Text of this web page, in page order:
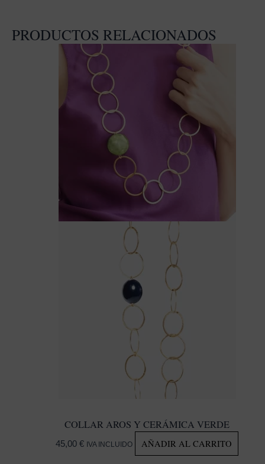
PRODUCTOS RELACIONADOS
COLLAR AROS Y CERÁMICA VERDE
45,00€ IVA INCLUIDO AÑADIR AL CARRITO